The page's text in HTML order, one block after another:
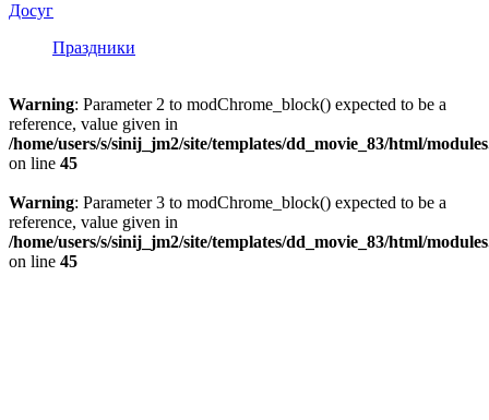
Досуг
Праздники
Warning: Parameter 2 to modChrome_block() expected to be a
reference, value given in
/home/users/s/sinij_jm2/site/templates/dd_movie_83/html/
on line 45
Warning: Parameter 3 to modChrome_block() expected to be a
reference, value given in
/home/users/s/sinij_jm2/site/templates/dd_movie_83/html/
on line 45